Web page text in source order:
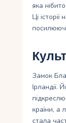
яка
Ці
Замок
Ірландії.
країни, а
стала